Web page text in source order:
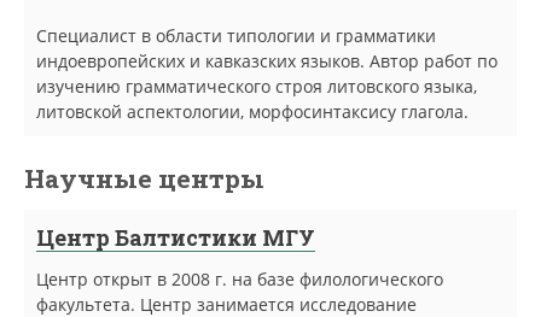
Специалист в области типологии и грамматики
индоевропейских и кавказских языков. Автор работ по
изучению грамматического строя литовского языка,
литовской аспектологии, морфосинтаксису глагола.
Научные центры
Центр Балтистики МГУ
Центр открыт в 2008 г. на базе филологического
факультета. Центр занимается исследование